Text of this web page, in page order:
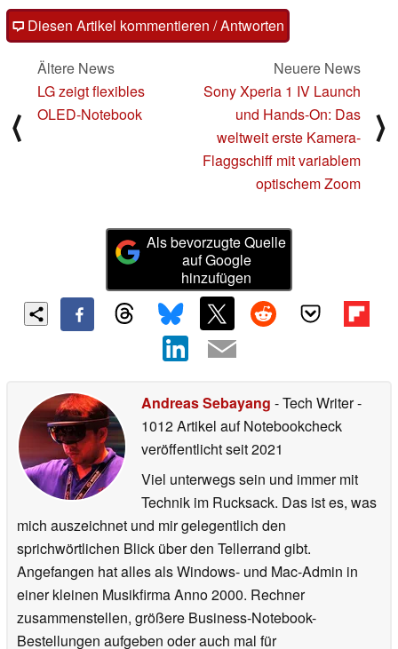
Diesen Artikel kommentieren / Antworten
⟨
Ältere News
LG zeigt flexibles
OLED-Notebook
Neuere News
Sony Xperia 1 IV Launch
und Hands-On: Das
weltweit erste Kamera-
Flaggschiff mit variablem
optischem Zoom
⟩
Als bevorzugte Quelle
auf Google
hinzufügen
Andreas Sebayang - Tech Writer-
1012 Artikel auf Notebookcheck
veröffentlichtseit 2021
Viel unterwegs sein und immer mit
Technik im Rucksack. Das ist es, was
mich auszeichnet und mir gelegentlich den
sprichwörtlichen Blick über den Tellerrand gibt.
Angefangen hat alles als Windows- und Mac-Admin in
einer kleinen Musikfirma Anno 2000. Rechner
zusammenstellen, größere Business-Notebook-
Bestellungen aufgeben oder auch mal für